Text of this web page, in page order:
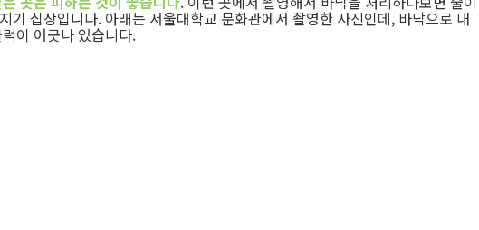
기 십상입니다. 아래는 서울대학교 문화관에서 촬영한 사진인데, 바닥으로 내
이 어긋나 있습니다.